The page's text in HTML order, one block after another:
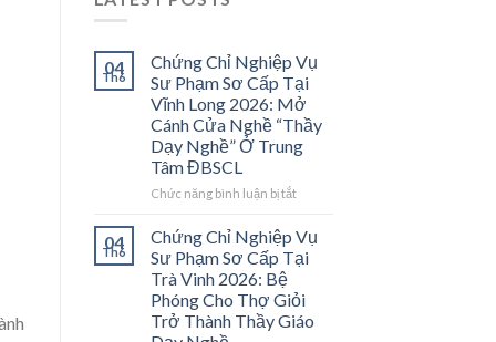
04
Th6
Chứng Chỉ Nghiệp Vụ
Sư Phạm Sơ Cấp Tại
Vĩnh Long 2026: Mở
Cánh Cửa Nghề “Thầy
Dạy Nghề” Ở Trung
Tâm ĐBSCL
Chức năng bình luận bị tắtở
Chỉ
Nghiệp
Vụ
Phạm
Sơ
04
Th6
Chứng Chỉ Nghiệp Vụ
Sư Phạm Sơ Cấp Tại
Trà Vinh 2026: Bệ
Phóng Cho Thợ Giỏi
Trở Thành Thầy Giáo